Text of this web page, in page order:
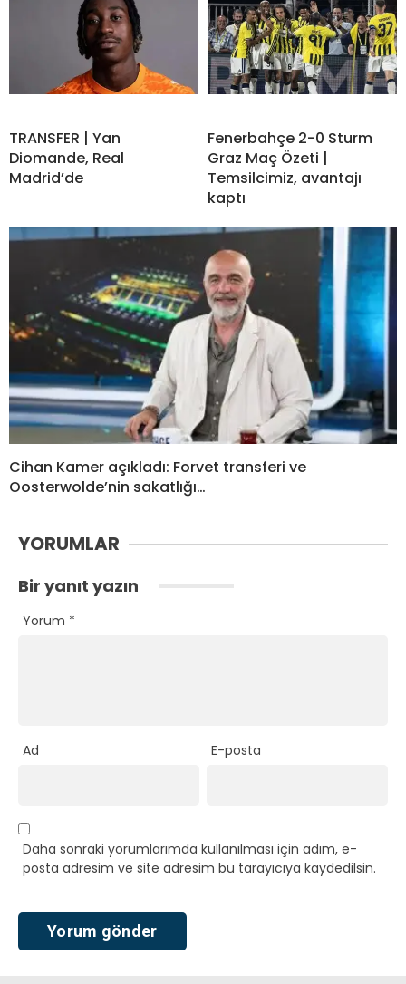
TRANSFER | Yan
Diomande, Real
Madrid’de
Fenerbahçe 2-0 Sturm
Graz Maç Özeti |
Temsilcimiz, avantajı
kaptı
Cihan Kamer açıkladı: Forvet transferi ve
Oosterwolde’nin sakatlığı…
YORUMLAR
Bir yanıt yazın
Yorum *
Ad E-posta
Daha sonraki yorumlarımda kullanılması için adım, e-
posta adresim ve site adresim bu tarayıcıya kaydedilsin.